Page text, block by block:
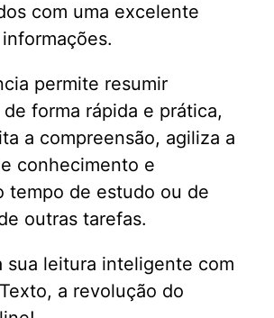
com uma excelente
permite resumir
forma rápida e prática,
a compreensão, agiliza a
conhecimento e
tempo de estudo ou de
outras tarefas.
sua leitura inteligente com
a revolução do